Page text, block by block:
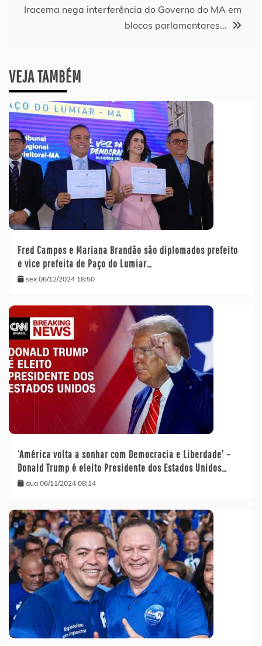
Post
Iracema nega interferência do Governo do MA em
blocos parlamentares…
VEJA TAMBÉM
Fred Campos e Mariana Brandão são diplomados prefeito
e vice prefeita de Paço do Lumiar…
sex 06/12/2024 18:50
‘América volta a sonhar com Democracia e Liberdade’ –
Donald Trump é eleito Presidente dos Estados Unidos…
qua 06/11/2024 08:14